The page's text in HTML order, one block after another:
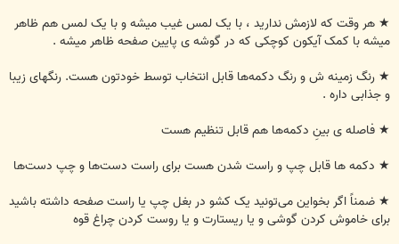
★ هر وقت که لازمش ندارید ، با یک لمس غیب میشه و با یک لمس هم ظاهر
میشه با کمک آیکون کوچکی که در گوشه ی پایین صفحه ظاهر میشه .
★ رنگ زمینه ش و رنگ دکمه‌ها قابل انتخاب توسط خودتون هست. رنگهای زیبا
و جذابی داره .
★ فاصله ی بینِ دکمه‌ها هم قابل تنظیم هست
★ دکمه ها قابل چپ و راست شدن هست برای راست دست‌ها و چپ دست‌ها
★ ضمناً اگر بخواین می‌تونید یک کشو در بغل چپ یا راست صفحه داشته باشید
برای خاموش کردن گوشی و یا ریستارت و یا روست کردن چراغ قوه